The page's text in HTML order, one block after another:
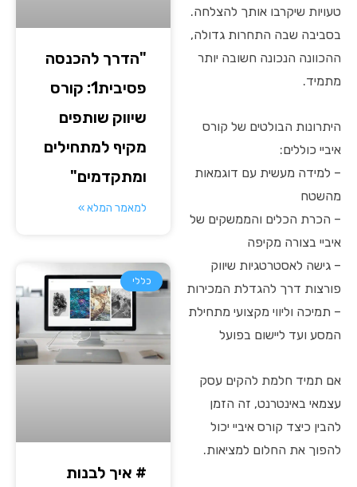
טעויות שיקרבו אותך להצלחה.
בסביבה שבה התחרות גדולה,
ההכוונה הנכונה חשובה יותר
מתמיד.
היתרונות הבולטים של קורס
איביי כוללים:
– למידה מעשית עם דוגמאות
מהשטח
– הכרת הכלים והממשקים של
איביי בצורה מקיפה
– גישה לאסטרטגיות שיווק
פורצות דרך להגדלת המכירות
– תמיכה וליווי מקצועי מתחילת
המסע ועד ליישום בפועל
אם תמיד חלמת להקים עסק
עצמאי באינטרנט, זה הזמן
להבין כיצד קורס איביי יכול
להפוך את החלום למציאות.
"הדרך להכנסה
פסיבית1: קורס
שיווק שותפים
מקיף למתחילים
ומתקדמים"
למאמר המלא »
כללי
# איך לבנות